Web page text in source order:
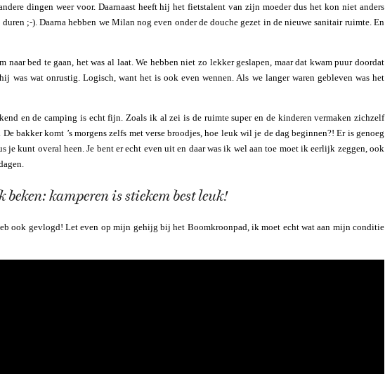
dingen weer voor. Daarnaast heeft hij het fietstalent van zijn moeder dus het kon niet anders
;-). Daarna hebben we Milan nog even onder de douche gezet in de nieuwe sanitair ruimte. En
naar bed te gaan, het was al laat. We hebben niet zo lekker geslapen, maar dat kwam puur doordat
was wat onrustig. Logisch, want het is ook even wennen. Als we langer waren gebleven was het
en de camping is echt fijn. Zoals ik al zei is de ruimte super en de kinderen vermaken zichzelf
De bakker komt ’s morgens zelfs met verse broodjes, hoe leuk wil je de dag beginnen?! Er is genoeg
je kunt overal heen. Je bent er echt even uit en daar was ik wel aan toe moet ik eerlijk zeggen, ook
beken: kamperen is stiekem best leuk!
ook gevlogd! Let even op mijn gehijg bij het Boomkroonpad, ik moet echt wat aan mijn conditie